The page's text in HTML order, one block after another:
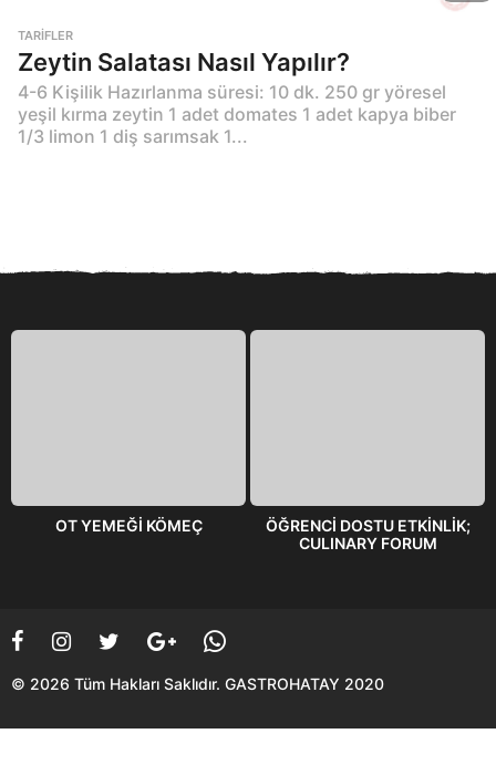
TARIFLER
Zeytin Salatası Nasıl Yapılır?
4-6 Kişilik Hazırlanma süresi: 10 dk. 250 gr yöresel
yeşil kırma zeytin 1 adet domates 1 adet kapya biber
1/3 limon 1 diş sarımsak 1...
OT YEMEĞİ KÖMEÇ
ÖĞRENCİ DOSTU ETKİNLİK;
CULINARY FORUM
© 2026 Tüm Hakları Saklıdır. GASTROHATAY 2020